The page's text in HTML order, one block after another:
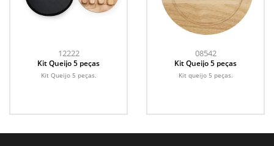
12222
Kit Queijo 5 peças
Kit Queijo 5 peças.
08542
Kit Queijo 5 peças
Kit queijo 5 peças.